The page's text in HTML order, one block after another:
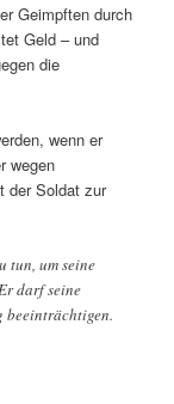
Geimpften durch
Geld – und
die
wenn er
wegen
der Soldat zur
tun, um seine
darf seine
beeinträchtigen.